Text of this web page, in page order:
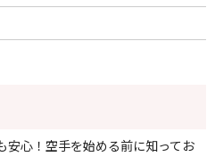
安心！空手を始める前に知ってお